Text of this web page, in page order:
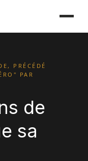
PRÉCÉDÉ
PAR
de
sa